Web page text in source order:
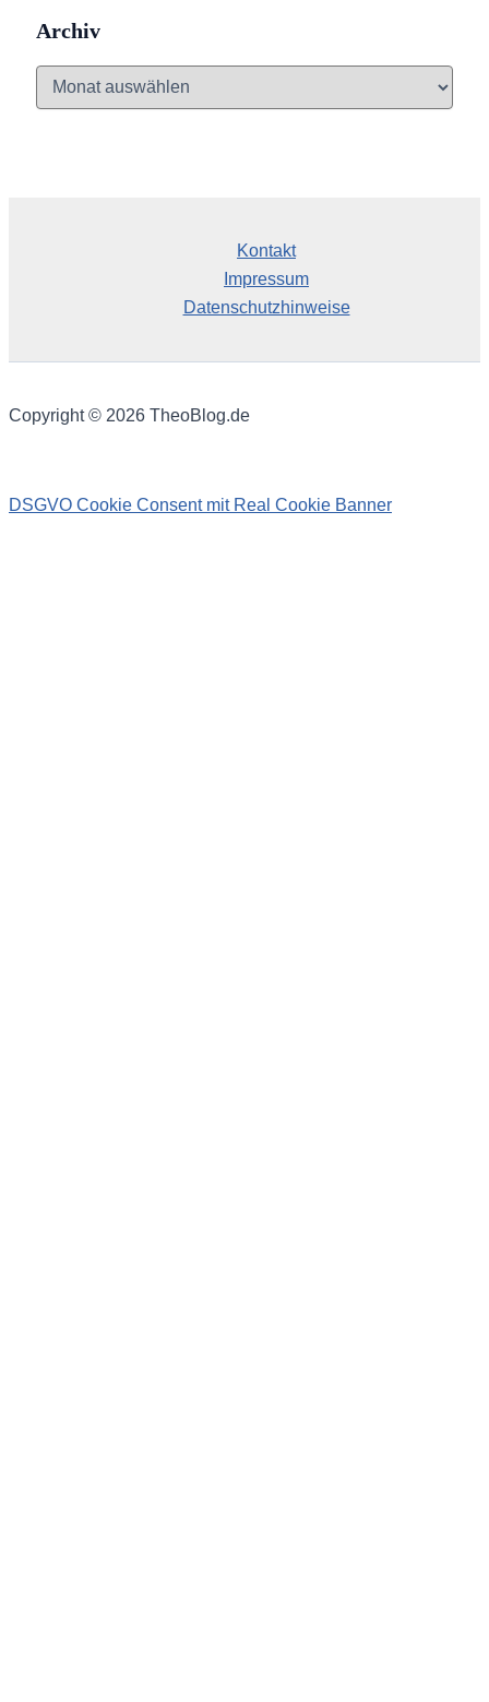
Archiv
Kontakt
Impressum
Datenschutzhinweise
Copyright © 2026 TheoBlog.de
DSGVO Cookie Consent mit Real Cookie Banner